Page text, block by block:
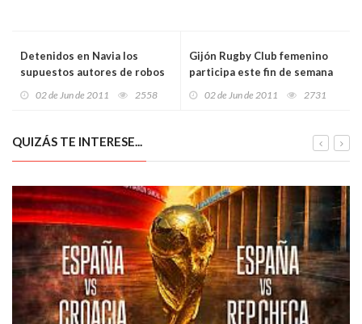
Detenidos en Navia los
supuestos autores de robos
02 de Jun de 2011 2558
Gijón Rugby Club femenino
participa este fin de semana
02 de Jun de 2011 2731
QUIZÁS TE INTERESE...